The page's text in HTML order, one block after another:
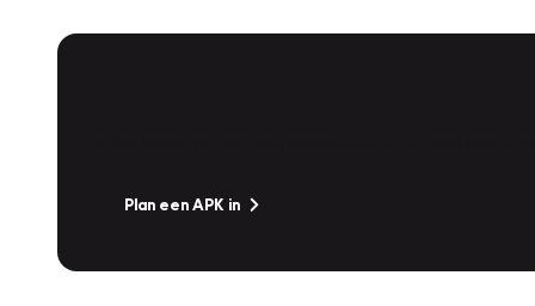
Plan een APK in